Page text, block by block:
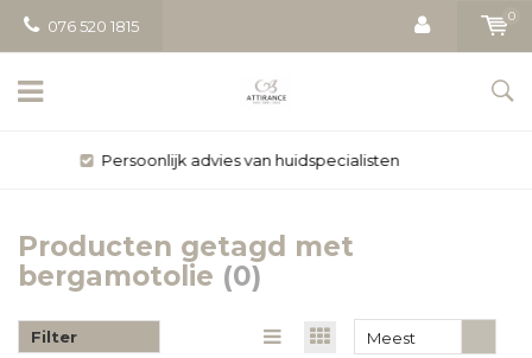
076 520 1815
0
Gratis bezorging vanaf €
Producten getagd met
bergamotolie (0)
Filter
Meest